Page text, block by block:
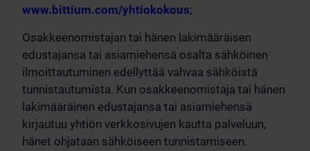
www.bittium.com/yhtiokokous;
Osakkeenomistajan tai hänen lakimääräisen
edustajansa tai asiamiehensä osalta sähköinen
ilmoittautuminen edellyttää vahvaa sähköistä
tunnistautumista. Kun osakkeenomistaja tai hänen
lakimääräinen edustajansa tai asiamiehensä
kirjautuu yhtiön verkkosivujen kautta palveluun,
hänet ohjataan sähköiseen tunnistamiseen.